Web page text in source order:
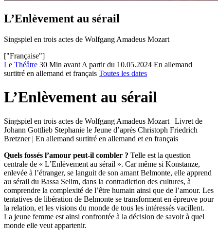
L’Enlèvement au sérail
Singspiel en trois actes de Wolfgang Amadeus Mozart
["Française"]
Le Théâtre 30 Min avant A partir du 10.05.2024 En allemand
surtitré en allemand et français Toutes les dates
L’Enlèvement au sérail
Singspiel en trois actes de Wolfgang Amadeus Mozart | Livret de
Johann Gottlieb Stephanie le Jeune d’après Christoph Friedrich
Bretzner | En allemand surtitré en allemand et en français
Quels fossés l’amour peut-il combler ? Telle est la question
centrale de « L’Enlèvement au sérail ». Car même si Konstanze,
enlevée à l’étranger, se languit de son amant Belmonte, elle apprend
au sérail du Bassa Selim, dans la contradiction des cultures, à
comprendre la complexité de l’être humain ainsi que de l’amour. Les
tentatives de libération de Belmonte se transforment en épreuve pour
la relation, et les visions du monde de tous les intéressés vacillent.
La jeune femme est ainsi confrontée à la décision de savoir à quel
monde elle veut appartenir.